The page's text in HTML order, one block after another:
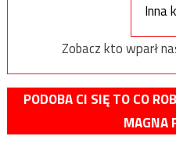
Inna
Zobacz kto wparł
PODOBA CI SIĘ TO CO
MAGNA